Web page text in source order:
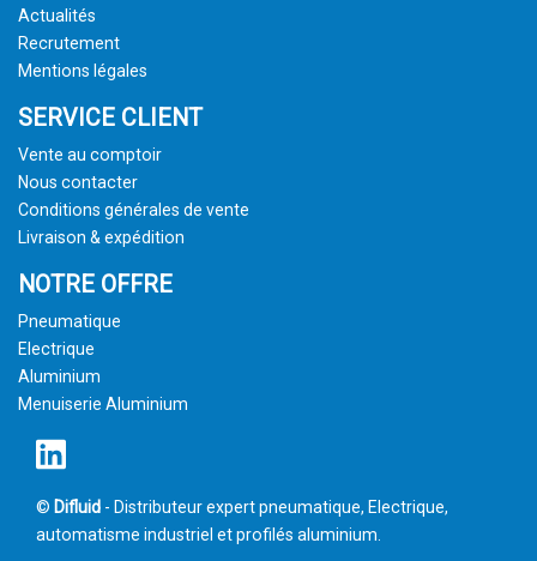
Actualités
Recrutement
Mentions légales
SERVICE CLIENT
Vente au comptoir
Nous contacter
Conditions générales de vente
Livraison & expédition
NOTRE OFFRE
Pneumatique
Electrique
Aluminium
Menuiserie Aluminium
© Difluid - Distributeur expert pneumatique, Electrique,
automatisme industriel et profilés aluminium.